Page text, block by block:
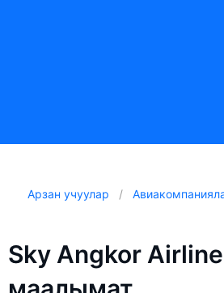
Арзан учуулар
Sky Angkor